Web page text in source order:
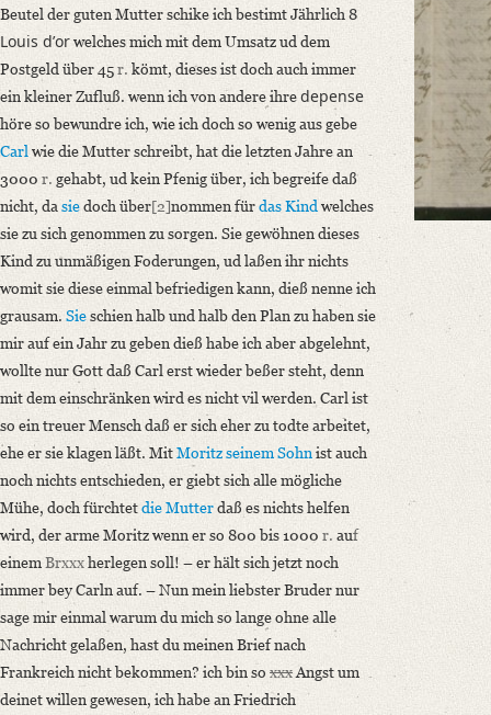
Beutel der guten Mutter schike ich bestimt Jährlich 8
Louis dʼorwelches mich mit dem Umsatz ud dem
Postgeld über 45r. kömt, dieses ist doch auch immer
ein kleiner Zufluß. wenn ich von andere ihredepense
höre so bewundre ich, wie ich doch so wenig aus gebe
Carl wie die Mutter schreibt, hat die letzten Jahre an
3000 r. gehabt, ud kein Pfenig über, ich begreife daß
nicht, da siedoch über[2]nommen fürdas Kind welches
sie zu sich genommen zu sorgen. Sie gewöhnen dieses
Kind zu unmäßigen Foderungen, ud laßen ihr nichts
womit sie diese einmal befriedigen kann, dieß nenne ich
grausam. Sieschien halb und halb den Plan zu haben sie
mir auf ein Jahr zu geben dieß habe ich aber abgelehnt,
wollte nur Gott daß Carl erst wieder beßer steht, denn
mit dem einschränken wird es nicht vil werden. Carl ist
so ein treuer Mensch daß er sich eher zu todte arbeitet,
ehe er sie klagen läßt. MitMoritzseinem Sohnist auch
noch nichts entschieden, er giebt sich alle mögliche
Mühe, doch fürchtetdie Mutterdaß es nichts helfen
wird, der arme Moritz wenn er so 800 bis 1000 r. auf
einemBrxxxherlegen soll! – er hält sich jetzt noch
immer bey Carln auf. – Nun mein liebster Bruder nur
sage mir einmal warum du mich so lange ohne alle
Nachricht gelaßen, hast du meinen Brief nach
Frankreich nicht bekommen? ich bin so xxxAngst um
deinet willen gewesen, ich habe an Friedrich